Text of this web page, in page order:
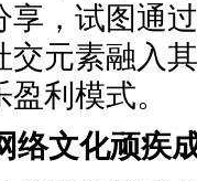
享，试图通
交元素融入
利模式。
络文化顽疾